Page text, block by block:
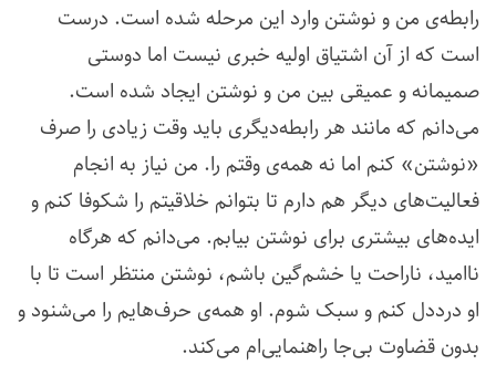
رابطه‌ی من و نوشتن وارد این مرحله شده است. درست
است که از آن اشتیاق اولیه خبری نیست اما دوستی
صمیمانه و عمیقی بین من و نوشتن ایجاد شده است.
می‌دانم که مانند هر رابطه‌دیگری باید وقت زیادی را صرف
«نوشتن» کنم اما نه همه‌ی وقتم را. من نیاز به انجام
فعالیت‌های دیگر هم دارم تا بتوانم خلاقیتم را شکوفا کنم و
ایده‌های بیشتری برای نوشتن بیابم. می‌دانم که هرگاه
ناامید، ناراحت یا خشم‌گین باشم، نوشتن منتظر است تا با
او درددل کنم و سبک شوم. او همه‌ی حرف‌هایم را می‌شنود و
بدون قضاوت بی‌جا راهنمایی‌ام می‌کند.